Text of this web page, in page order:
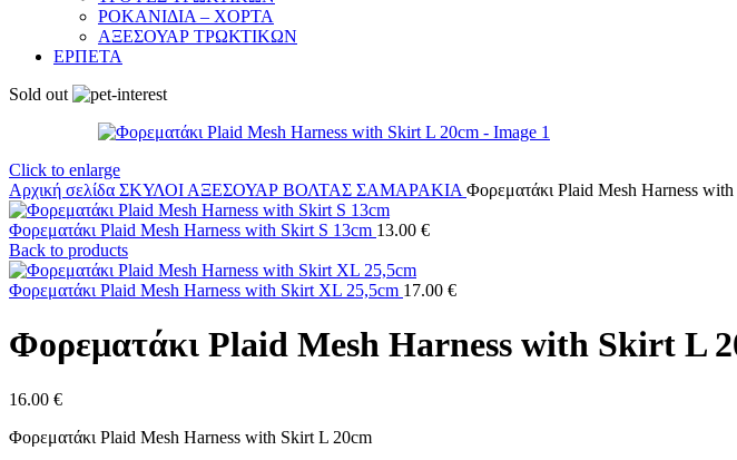
ΡΟΚΑΝΙΔΙΑ – ΧΟΡΤΑ
ΑΞΕΣΟΥΑΡ ΤΡΩΚΤΙΚΩΝ
ΕΡΠΕΤΑ
Sold out
Click to enlarge
Αρχική σελίδα ΣΚΥΛΟΙ ΑΞΕΣΟΥΑΡ ΒΟΛΤΑΣ ΣΑΜΑΡΑΚΙΑ Φορεματάκι Plaid Mesh Harness
Φορεματάκι Plaid Mesh Harness with Skirt S 13cm 13.00 €
Back to products
Φορεματάκι Plaid Mesh Harness with Skirt XL 25,5cm 17.00 €
Φορεματάκι Plaid Mesh Harness with Skirt L
16.00 €
Φορεματάκι Plaid Mesh Harness with Skirt L 20cm